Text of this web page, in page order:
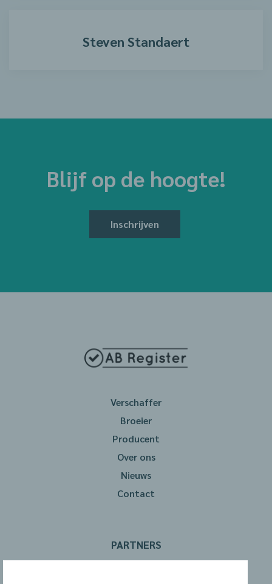
Steven Standaert
Blijf op de hoogte!
Inschrijven
Verschaffer
Broeier
Producent
Over ons
Nieuws
Contact
PARTNERS